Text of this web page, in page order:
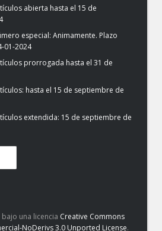
abierta hasta el 15 de
especial: Animamente. Plazo
01-2024
prorrogada hasta el 31 de
hasta el 15 de septiembre de
extendida: 15 de septiembre de
una licencia Creative Commons
NoDerivs 3.0 Unported License.